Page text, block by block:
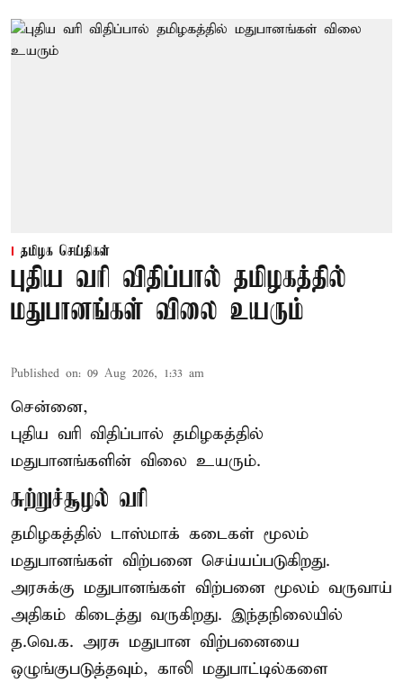
தமிழக செய்திகள்
புதிய வரி விதிப்பால் தமிழகத்தில்
மதுபானங்கள் விலை உயரும்
Published on: 09 Aug 2026, 1:33 am
சென்னை,
புதிய வரி விதிப்பால் தமிழகத்தில்
மதுபானங்களின் விலை உயரும்.
சுற்றுச்சூழல் வரி
தமிழகத்தில் டாஸ்மாக் கடைகள் மூலம்
மதுபானங்கள் விற்பனை செய்யப்படுகிறது.
அரசுக்கு மதுபானங்கள் விற்பனை மூலம் வருவாய்
அதிகம் கிடைத்து வருகிறது. இந்தநிலையில்
த.வெ.க. அரசு மதுபான விற்பனையை
ஒழுங்குபடுத்தவும், காலி மதுபாட்டில்களை